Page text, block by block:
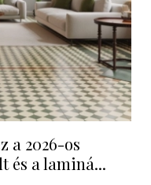
a 2026-os
és a laminá...